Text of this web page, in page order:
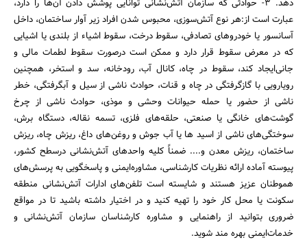
دهد. 3- حوادثی که سازمان آتش‌نشانی توانایی پوشش دادن آن‌ها را دارد،
عبارت است از:‌هر نوع آتش‌سوزی، محبوس شدن افراد زیر آوار ساختمان، داخل
آسانسور یا خودروهای تصادفی، سقوط درخت، سقوط اشیاء از بلندی یا اشیایی
که در معرض سقوط قرار دارد و ممکن است درصورت سقوط لطمات مالی و
جانی‌ایجاد کند، ‌سقوط در چاه، ‌کانال آب، ‌رودخانه، ‌سد و استخر، ‌همچنین
رویارویی با گازگرفتگی در چاه و قنات، ‌حوادث ناشی از سیل و آبگرفتگی، ‌خطر
ناشی از حضور یا حمله حیوانات وحشی و موذی، حوادث ناشی از چرخ
گوشت‌های خانگی یا صنعتی، ‌حلقه‌های فلزی، ‌تسمه نقاله، دستگاه برش،
سوختگی‌های ناشی از اسید ‌ها یا آب جوش و روغن‌های داغ، ‌ریزش چاه، ریزش
ساختمان، ‌ریزش معدن و.... ضمناً کلیه واحدهای آتش‌نشانی درسطح کشور،
پیوسته آماده ارائه نظریات کارشناسی، ‌مشاوره‌ایمنی و پاسخگویی به پرسش‌های
هموطنان عزیز هستند و شایسته است تلفن‌های ادارات آتش‌نشانی منطقه
سکونت یا محل کار خود را تهیه کنید و در اختیار داشته باشید تا در مواقع
ضروری بتوانید از راهنمایی و مشاوره کارشناسان سازمان آتش‌نشانی و
خدمات‌ایمنی بهره مند شوید.